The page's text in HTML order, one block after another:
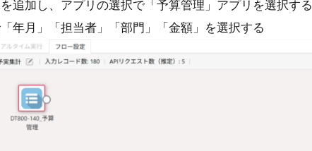
追加し、アプリの選択で「予算管理」アプリを選択する
年月」「担当者」「部門」「金額」を選択する